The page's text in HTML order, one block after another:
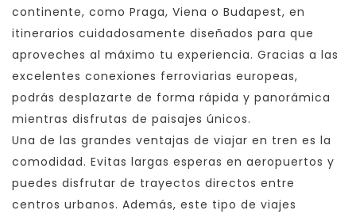
continente, como Praga, Viena o Budapest, en
itinerarios cuidadosamente diseñados para que
aproveches al máximo tu experiencia. Gracias a las
excelentes conexiones ferroviarias europeas,
podrás desplazarte de forma rápida y panorámica
mientras disfrutas de paisajes únicos.
Una de las grandes ventajas de viajar en tren es la
comodidad. Evitas largas esperas en aeropuertos y
puedes disfrutar de trayectos directos entre
centros urbanos. Además, este tipo de viajes